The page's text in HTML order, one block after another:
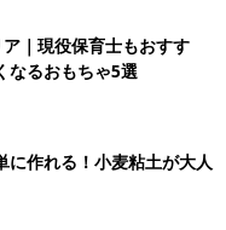
ずつ買い足して遊ばせて
ちにある材料で手づく
イテム。立体的なもの
でくれます。集中して
。また、小麦粘土は創造
玩具としても人気のよ
｜現役保育士もおすす
なるおもちゃ5選
に作れる！小麦粘土が大人